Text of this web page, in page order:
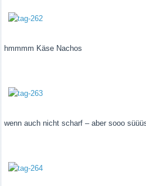
hmmmm Käse Nachos
wenn auch nicht scharf – aber sooo